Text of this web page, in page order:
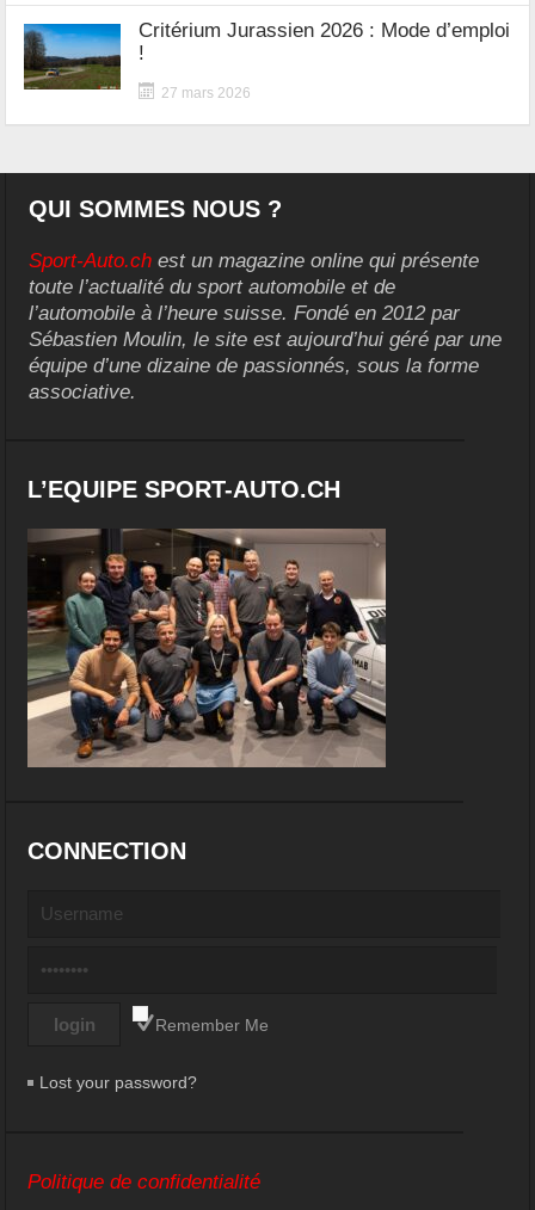
Critérium Jurassien 2026 : Mode d’emploi
!
27 mars 2026
QUI SOMMES NOUS ?
Sport-Auto.ch est un magazine online qui présente
toute l’actualité du sport automobile et de
l’automobile à l’heure suisse. Fondé en 2012 par
Sébastien Moulin, le site est aujourd’hui géré par une
équipe d’une dizaine de passionnés, sous la forme
associative.
L’EQUIPE SPORT-AUTO.CH
CONNECTION
Remember Me
Lost your password?
Politique de confidentialité